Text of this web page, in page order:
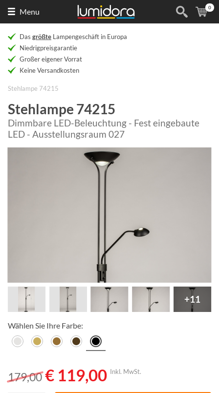
Menu (
0
Das größte Lampengeschäft in Europa
Niedrigpreisgarantie
Großer eigener Vorrat
Keine Versandkosten
Stehlampe 74215
Stehlampe 74215
Dimmbare LED-Beleuchtung - Fest eingebaute
LED - Ausstellungsraum 027
+11
Wählen Sie Ihre Farbe:
179,00 € 119,00 Inkl. MwSt.